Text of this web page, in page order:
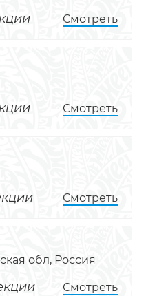
Смотреть
Смотреть
Смотреть
обл, Россия
Смотреть